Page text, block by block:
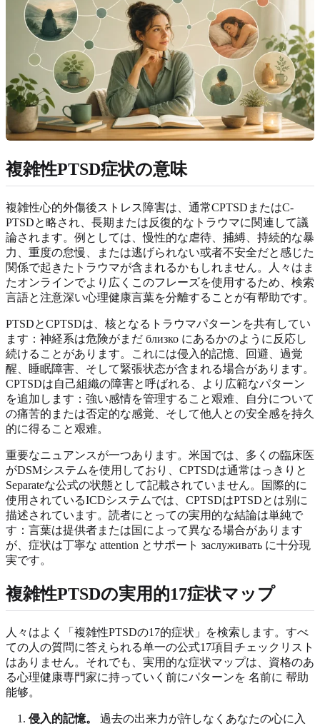
複雑性PTSD症状の意味
複雑性心的外傷後ストレス障害は、通常CPTSDまたはC-
PTSDと略され、長期または反復的なトラウマに関連して議
論されます。例としては、慢性的な虐待、捕縛、持続的な暴
力、重度の怠慢、または逃げられない或者不安全だと感じた
関係で起きたトラウマが含まれるかもしれません。人々はま
たオンラインでより広くこのフレーズを使用するため、検索
言語と注意深い心理健康言葉を分離することが有帮助です。
PTSDとCPTSDは、核となるトラウマパターンを共有してい
ます：神経系は危険がまだ близко にあるかのように反応し
続けることがあります。これには侵入的記憶、回避、過覚
醒、睡眠障害、そして緊張状态が含まれる場合があります。
CPTSDは自己組織の障害と呼ばれる、より広範なパターン
を追加します：強い感情を管理すること艰难、自分について
の痛苦的または否定的な感覚、そして他人との安全感を持久
的に得ること艰难。
重要なニュアンスが一つあります。米国では、多くの臨床医
がDSMシステムを使用しており、CPTSDは通常はっきりと
Separateな公式の状態として記載されていません。国際的に
使用されているICDシステムでは、CPTSDはPTSDとは别に
描述されています。読者にとっての実用的な結論は単純で
す：言葉は提供者または国によって異なる場合があります
が、症状は丁寧な attention とサポート заслуживать に十分現
実です。
複雑性PTSDの実用的17症状マップ
人々はよく「複雑性PTSDの17的症状」を検索します。すべ
ての人の質問に答えられる单一の公式17項目チェックリスト
はありません。それでも、実用的な症状マップは、資格のあ
る心理健康専門家に持っていく前にパターンを 名前に 帮助
能够。
侵入的記憶。
過去の出来力が許しなくあなたの心に入